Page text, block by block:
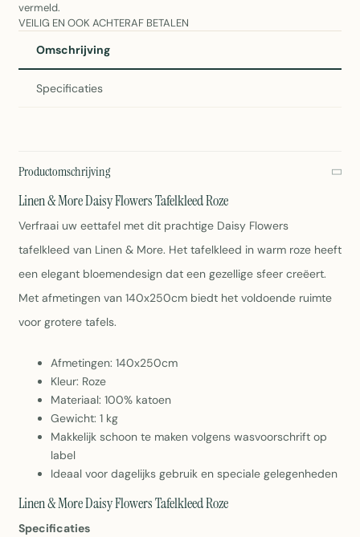
vermeld.
VEILIG EN OOK ACHTERAF BETALEN
Omschrijving
Specificaties
Productomschrijving
Linen & More Daisy Flowers Tafelkleed Roze
Verfraai uw eettafel met dit prachtige Daisy Flowers
tafelkleed van Linen & More. Het tafelkleed in warm roze heeft
een elegant bloemendesign dat een gezellige sfeer creëert.
Met afmetingen van 140x250cm biedt het voldoende ruimte
voor grotere tafels.
Afmetingen: 140x250cm
Kleur: Roze
Materiaal: 100% katoen
Gewicht: 1 kg
Makkelijk schoon te maken volgens wasvoorschrift op
label
Ideaal voor dagelijks gebruik en speciale gelegenheden
Linen & More Daisy Flowers Tafelkleed Roze
Specificaties